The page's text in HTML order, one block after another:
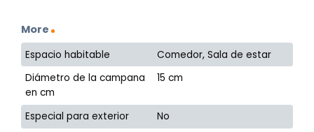
More
Espacio habitable
Comedor, Sala de estar
Diámetro de la campana
en cm
15 cm
Especial para exterior
No